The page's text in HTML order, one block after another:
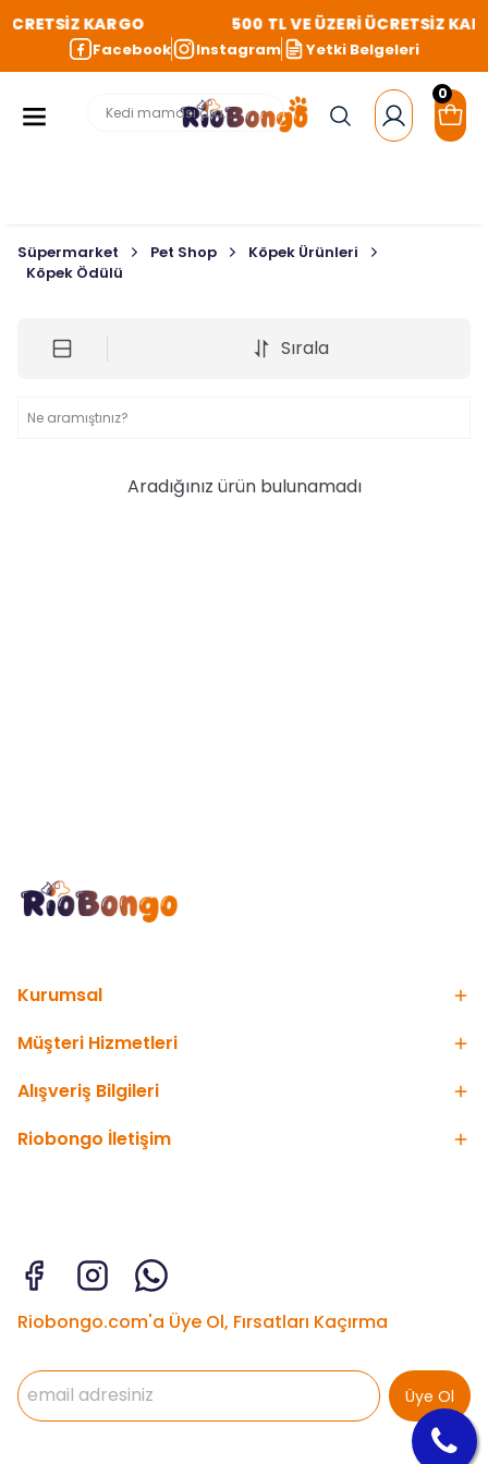
KARGO 500 TL VE ÜZERİ ÜCRETSİZ
Facebook Instagram Yetki Belgeleri
0
Süpermarket Pet Shop
Köpek Ürünleri
Köpek Ödülü
Sırala
Aradığınız ürün bulunamadı
Kurumsal
Müşteri Hizmetleri
Alışveriş Bilgileri
Riobongo İletişim
Riobongo.com'a Üye Ol, Fırsatları Kaçırma
Üye Ol